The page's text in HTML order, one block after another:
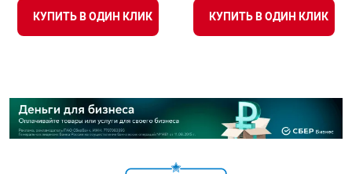
КУПИТЬ В ОДИН КЛИК КУПИТЬ В ОДИН КЛИК